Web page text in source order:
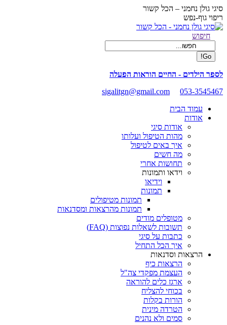
Skip
to
content
סיגי גולן נחמני – הכל קשור
ריפוי גוף-נפש
Facebook
opens
new
window
Search:
חיפוש
לספר הילדים - החיים הוראות הפעלה
sigalitgn@gmail.com
053-3545467
עמוד הבית
אודות
אודות סיגי
מהות הטיפול ועלותו
איך באים לטיפול
מה חשים
תחושות אחרי
וידאו ותמונות
וידיאו
תמונות
תמונות מטיפולים
תמונות מהרצאות ומסדנאות
מטופלים מודים
תשובות לשאלות נפוצות (FAQ)
כתבות על סיגי
איך הכל התחיל
הרצאות וסדנאות
הרצאות כיף
העצמת מפקדי צה"ל
ארגז כלים להוראה
בכוחי להצליח
הורות בקלות
הטרדה מינית
סמים ולא נהנים